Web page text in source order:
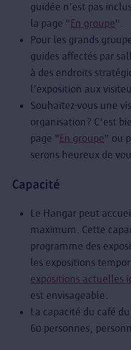
guidée n’est pas
la page " En groupe".
Pour les grands
guides affectés par
à des endroits
l’exposition aux
Souhaitez-vous une
organisation? C'est
page " En groupe" ou
serons heureux de
Capacité
Le Hangar peut
maximum. Cette
programme des
les expositions
expositions actuelles
est envisageable.
La capacité du café
60 personnes,